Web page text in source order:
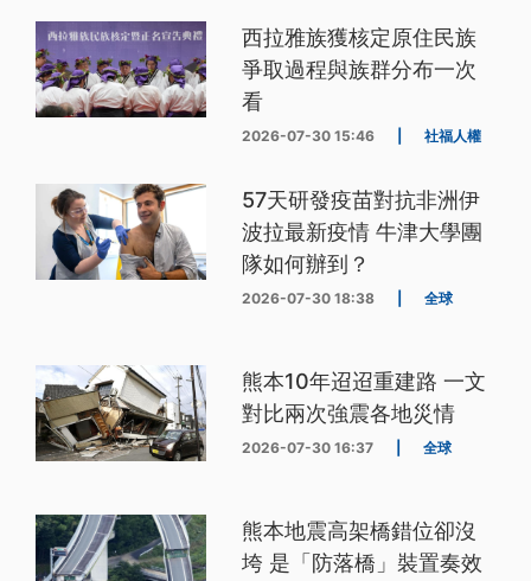
西拉雅族獲核定原住民族
爭取過程與族群分布一次
看
2026-07-30 15:46 社福人權
57天研發疫苗對抗非洲伊
波拉最新疫情 牛津大學團
隊如何辦到？
2026-07-30 18:38 全球
熊本10年迢迢重建路 一文
對比兩次強震各地災情
2026-07-30 16:37 全球
熊本地震高架橋錯位卻沒
垮 是「防落橋」裝置奏效